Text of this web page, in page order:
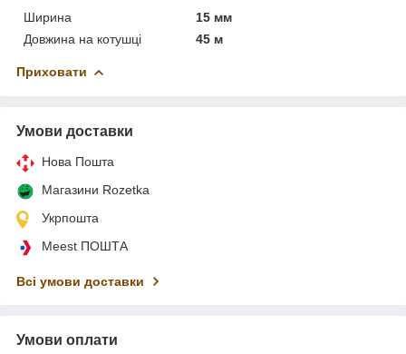
Ширина
15 мм
Довжина на котушці
45 м
Приховати
Умови доставки
Нова Пошта
Магазини Rozetka
Укрпошта
Meest ПОШТА
Всі умови доставки
Умови оплати